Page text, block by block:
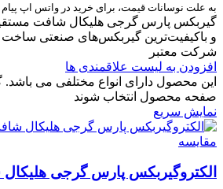
به علت نوسانات قیمت، برای خرید در واتس اپ پیام
گیربکس پارس گرجی هلیکال شافت مستقیم
و باکیفیت‌ترین گیربکس‌های صنعتی
شرکت معتبر
افزودن به لیست علاقمندی ها
این محصول دارای انواع مختلفی می
صفحه محصول انتخاب شوند
نمایش سریع
مقایسه
الکتروگیربکس پارس گرجی